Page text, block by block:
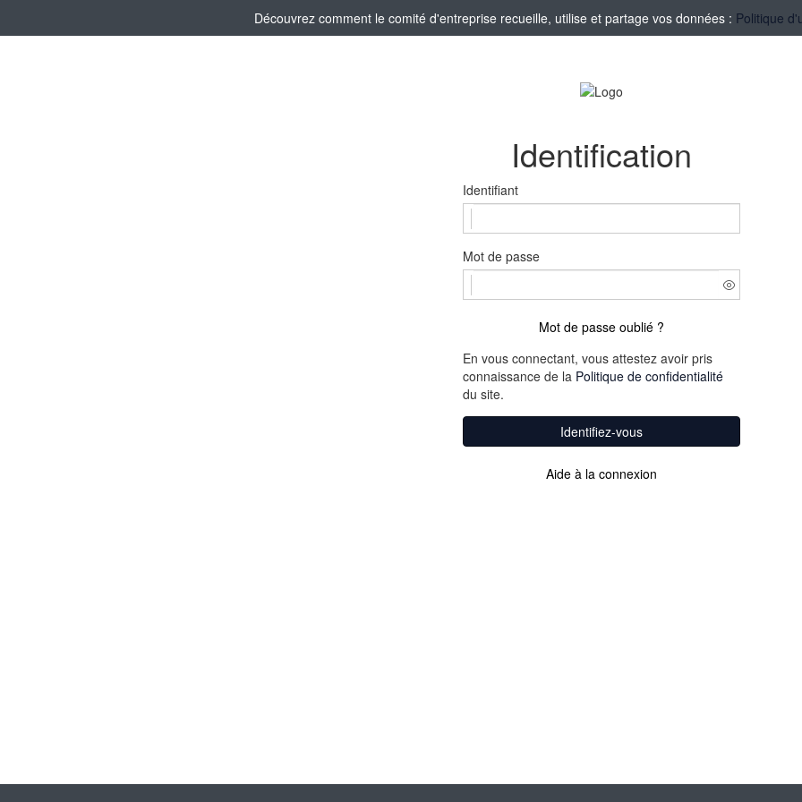
Découvrez comment le comité d'entreprise recueille, utilise et partage vos données : Politique
Identification
Identifiant
Mot de passe
Mot de passe oublié ?
En vous connectant, vous attestez avoir pris
connaissance de la Politique de confidentialité
du site.
Identifiez-vous
Aide à la connexion